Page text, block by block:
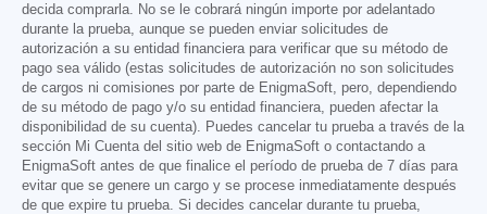
decida comprarla. No se le cobrará ningún importe por adelantado
durante la prueba, aunque se pueden enviar solicitudes de
autorización a su entidad financiera para verificar que su método de
pago sea válido (estas solicitudes de autorización no son solicitudes
de cargos ni comisiones por parte de EnigmaSoft, pero, dependiendo
de su método de pago y/o su entidad financiera, pueden afectar la
disponibilidad de su cuenta). Puedes cancelar tu prueba a través de la
sección Mi Cuenta del sitio web de EnigmaSoft o contactando a
EnigmaSoft antes de que finalice el período de prueba de 7 días para
evitar que se genere un cargo y se procese inmediatamente después
de que expire tu prueba. Si decides cancelar durante tu prueba,